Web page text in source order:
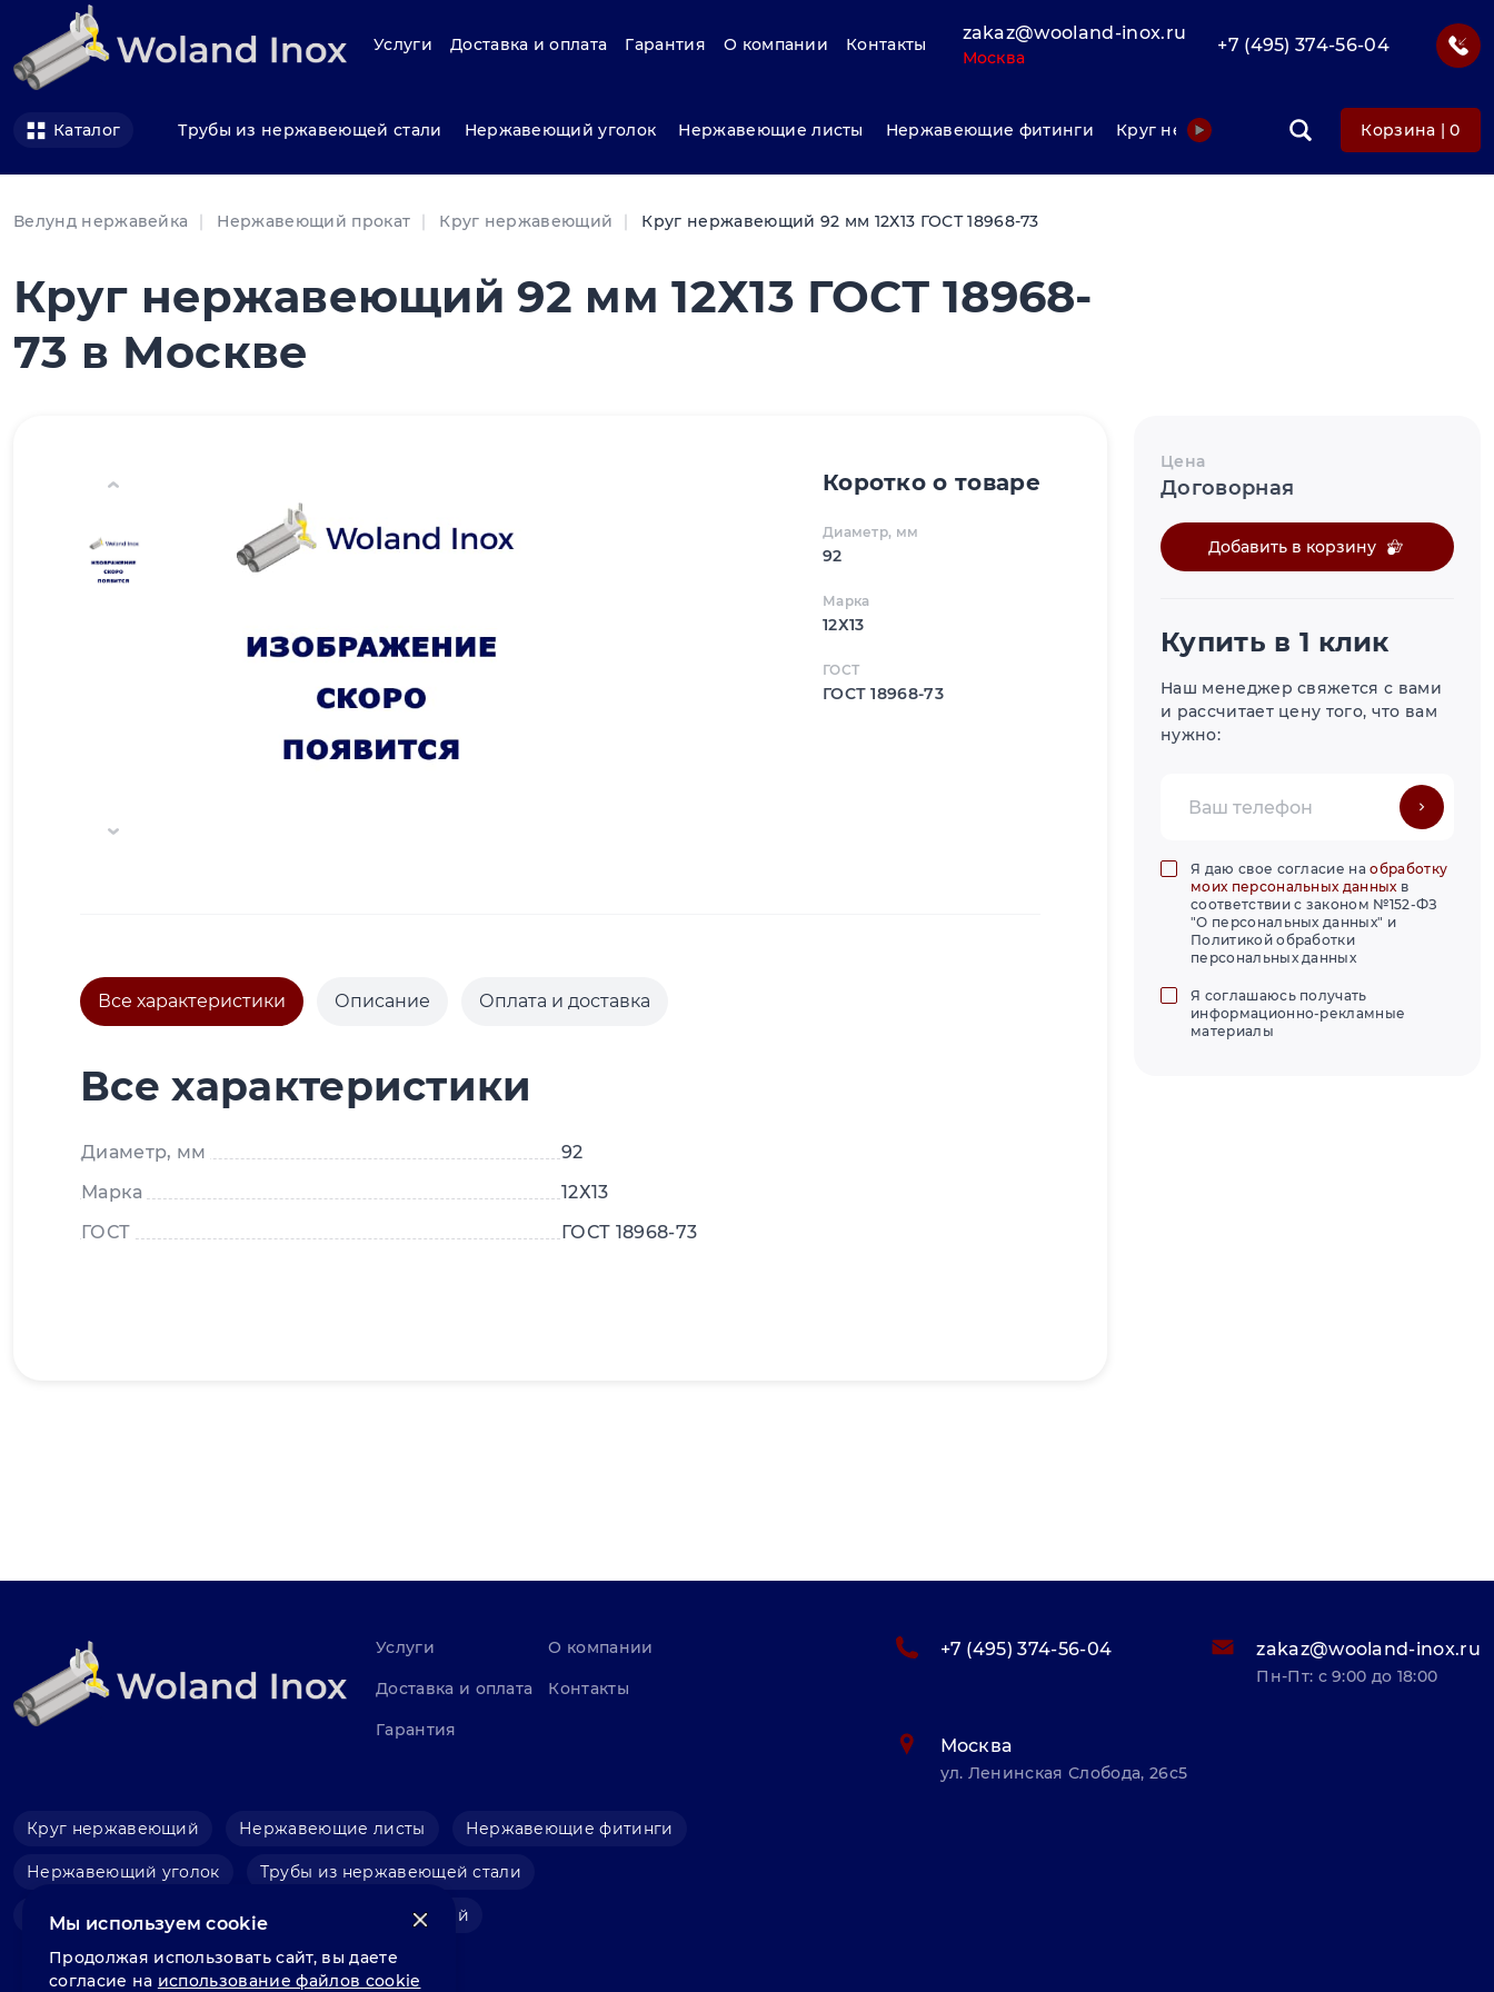
Услуги Доставка и оплата Гарантия О компании Контакты
zakaz@wooland-inox.ru
Москва
+7 (495) 374-56-04
Каталог Трубы из нержавеющей стали Нержавеющий уголок Нержавеющие листы Нержавеющие фитинги Круг нержавеющий ФольгаКорзина |0
Велунд нержавейка Нержавеющий прокат Круг нержавеющий Круг нержавеющий 92 мм 12Х13 ГОСТ 18968-73
Круг нержавеющий 92 мм 12Х13 ГОСТ 18968-
73 в Москве
Коротко о товаре
Диаметр, мм
92
Марка
12Х13
ГОСТ
ГОСТ 18968-73
Все характеристики Описание Оплата и доставка
Все характеристики
Диаметр, мм
92
Марка
12Х13
ГОСТ
ГОСТ 18968-73
Цена
Договорная
Добавить в корзину
Купить в 1 клик
Наш менеджер свяжется с вами
и рассчитает цену того, что вам
нужно:
Я даю свое согласие наобработку
моих персональных данныхв
соответствии с законом №152-ФЗ
"О персональных данных" и
Политикой обработки
персональных данных
Я соглашаюсь получать
информационно-рекламные
материалы
Услуги
Доставка и оплата
Гарантия
О компании
Контакты
Круг нержавеющий Нержавеющие листы Нержавеющие фитинги
Нержавеющий уголок Трубы из нержавеющей стали
Фольга нержавеющая Швеллер нержавеющий
+7 (495) 374-56-04 zakaz@wooland-inox.ru
Пн-Пт: с 9:00 до 18:00
Москва
ул. Ленинская Слобода, 26с5
Мы используем cookie
Продолжая использовать сайт, вы даете
согласие на использование файлов cookie